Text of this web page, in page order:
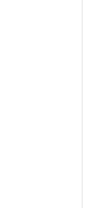
missie van